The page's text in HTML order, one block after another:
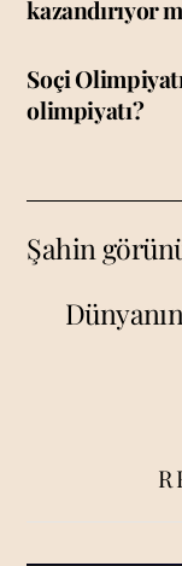
kazandırıyor
Soçi
olimpiyatı?
Şahin